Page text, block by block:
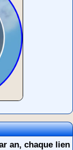
an, chaque lien